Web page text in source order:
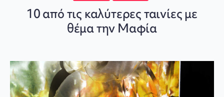
10 από τις καλύτερες ταινίες με
θέμα την Μαφία